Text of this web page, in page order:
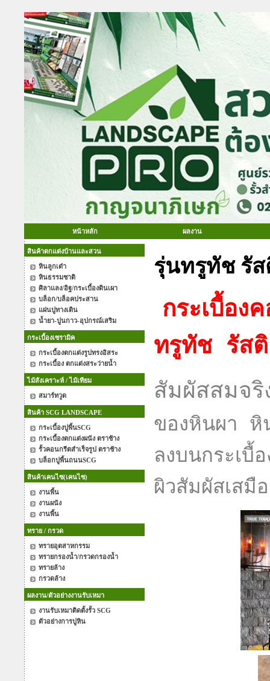
หน้าหลัก ผลงาน
สินค้าตกแต่งบ้านและสวน
หินลูกเต๋า
หินธรรมชาติ
ศิลาแลง/อิฐ/กระเบื้องดินเผา
บล็อก/บล็อคประสาน
แผ่นปูทางเดิน
น้ำยา-ปูนกาว-อุปกรณ์เสริม
กระเบื้องเซรามิค
กระเบื้องตกแต่งรูปทรงอิสระ
กระเบื้อง ตกแต่งสระว่ายน้ำ
ไม้สังเคราะห์ / ไม้เทียม
สมาร์ทวูด
สินค้า SCG LANDSCAPE
กระเบื้องปูพื้นSCG
กระเบื้องตกแต่งผนัง ตราช้าง
รั้วคอนกรีตสำเร็จรูป ตราช้าง
บล็อกปูพื้นถนนSCG
สินค้าเคนไซ(เคนไซ)
งานพื้น
งานผนัง
งานพื้น
ทราย / กรวด
ทรายอุตสาหกรรม
ทรายกรองน้ำ/กรวดกรองน้ำ
ทรายล้าง
กรวดล้าง
ผลงาน/ตัวอย่างงานรับเหมา
งานรับเหมาติดตั้งรั้ว SCG
ตัวอย่างการปูหิน
รุ่นทรูทัช รัส
กระเบื้อง
ทรูทัช รัส
สัมผัสสมจ
ของหินผา หิ
ลงบนกระเบื้
ผิวสัมผัสเสมื